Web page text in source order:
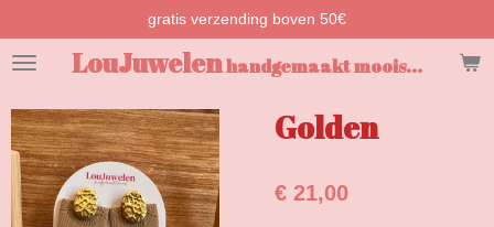
direct
naar
hoofdinhoud
LouJuwelenhandgemaakt moois...
gratis verzending boven 50€
Golden
€ 21,00